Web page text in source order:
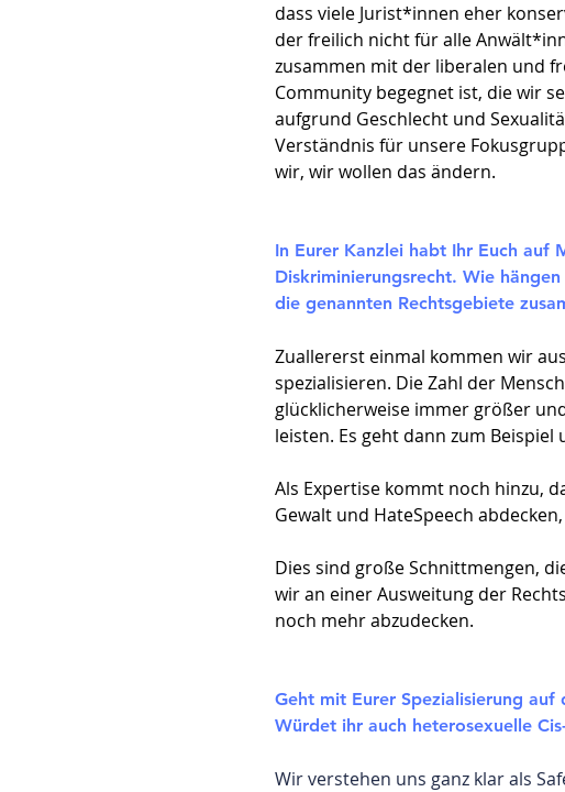
dass viele Jurist*innen eher
der freilich nicht für alle
zusammen mit der liberalen und
Community begegnet ist, die wir
aufgrund Geschlecht und
Verständnis für unsere
wir, wir wollen das ändern.
In Eurer Kanzlei habt Ihr Euch auf
Diskriminierungsrecht. Wie
die genannten Rechtsgebiete
Zuallererst einmal kommen wir
spezialisieren. Die Zahl der
glücklicherweise immer größer
leisten. Es geht dann zum
Als Expertise kommt noch hinzu,
Gewalt und HateSpeech
Dies sind große Schnittmengen,
wir an einer Ausweitung der
noch mehr abzudecken.
Geht mit Eurer Spezialisierung
Würdet ihr auch heterosexuelle
Wir verstehen uns ganz klar als